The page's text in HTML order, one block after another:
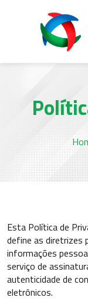
Esta Política de
define as diretrizes
informações
serviço de
autenticidade de
eletrônicos.